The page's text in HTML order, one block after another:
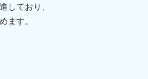
しており、
ます。